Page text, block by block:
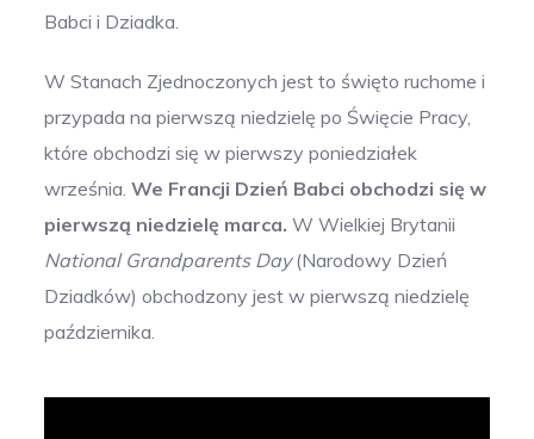
Babci i Dziadka.
W Stanach Zjednoczonych jest to święto ruchome i
przypada na pierwszą niedzielę po Święcie Pracy,
które obchodzi się w pierwszy poniedziałek
września.We Francji Dzień Babci obchodzi się w
pierwszą niedzielę marca. W Wielkiej Brytanii
National Grandparents Day(Narodowy Dzień
Dziadków) obchodzony jest w pierwszą niedzielę
października.